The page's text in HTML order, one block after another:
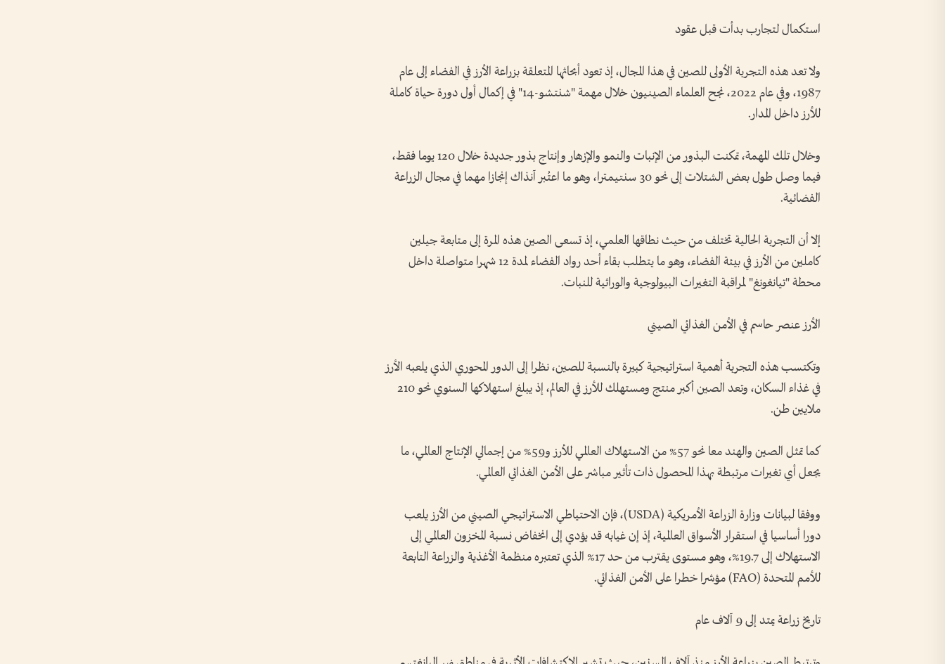
استكمال لتجارب بدأت قبل عقود
ولا تعد هذه التجربة الأولى للصين في هذا المجال، إذ تعود أبحاثها المتعلقة بزراعة الأرز في الفضاء إلى عام
1987، وفي عام 2022، نجح العلماء الصينيون خلال مهمة "شنتشو-14" في إكمال أول دورة حياة كاملة
للأرز داخل المدار.
وخلال تلك المهمة، تمكنت البذور من الإنبات والنمو والإزهار وإنتاج بذور جديدة خلال 120 يوما فقط،
فيما وصل طول بعض الشتلات إلى نحو 30 سنتيمترا، وهو ما اعتُبر آنذاك إنجازا مهما في مجال الزراعة
الفضائية.
إلا أن التجربة الحالية تختلف من حيث نطاقها العلمي، إذ تسعى الصين هذه المرة إلى متابعة جيلين
كاملين من الأرز في بيئة الفضاء، وهو ما يتطلب بقاء أحد رواد الفضاء لمدة 12 شهرا متواصلة داخل
محطة "تيانغونغ" لمراقبة التغيرات البيولوجية والوراثية للنبات.
الأرز عنصر حاسم في الأمن الغذائي الصيني
وتكتسب هذه التجربة أهمية استراتيجية كبيرة بالنسبة للصين، نظرا إلى الدور المحوري الذي يلعبه الأرز
في غذاء السكان، وتعد الصين أكبر منتج ومستهلك للأرز في العالم، إذ يبلغ استهلاكها السنوي نحو 210
ملايين طن.
كما تمثل الصين والهند معا نحو 57% من الاستهلاك العالمي للأرز و59% من إجمالي الإنتاج العالمي، ما
يجعل أي تغيرات مرتبطة بهذا المحصول ذات تأثير مباشر على الأمن الغذائي العالمي.
ووفقا لبيانات وزارة الزراعة الأمريكية (USDA)، فإن الاحتياطي الاستراتيجي الصيني من الأرز يلعب
دورا أساسيا في استقرار الأسواق العالمية، إذ إن غيابه قد يؤدي إلى انخفاض نسبة المخزون العالمي إلى
الاستهلاك إلى 19.7%، وهو مستوى يقترب من حد 17% الذي تعتبره منظمة الأغذية والزراعة التابعة
للأمم المتحدة (FAO) مؤشرا خطرا على الأمن الغذائي.
تاريخ زراعة يمتد إلى 9 آلاف عام